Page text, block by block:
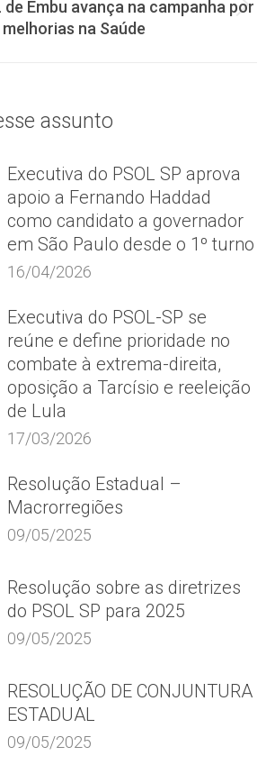
Próximo
post:
de Embu avança na campanha por
melhorias na Saúde
assunto
Executiva do PSOL SP aprova
apoio a Fernando Haddad
como candidato a governador
em São Paulo desde o 1º turno
16/04/2026
Executiva do PSOL-SP se
reúne e define prioridade no
combate à extrema-direita,
oposição a Tarcísio e reeleição
de Lula
17/03/2026
Resolução Estadual –
Macrorregiões
09/05/2025
Resolução sobre as diretrizes
do PSOL SP para 2025
09/05/2025
RESOLUÇÃO DE CONJUNTURA
ESTADUAL
09/05/2025